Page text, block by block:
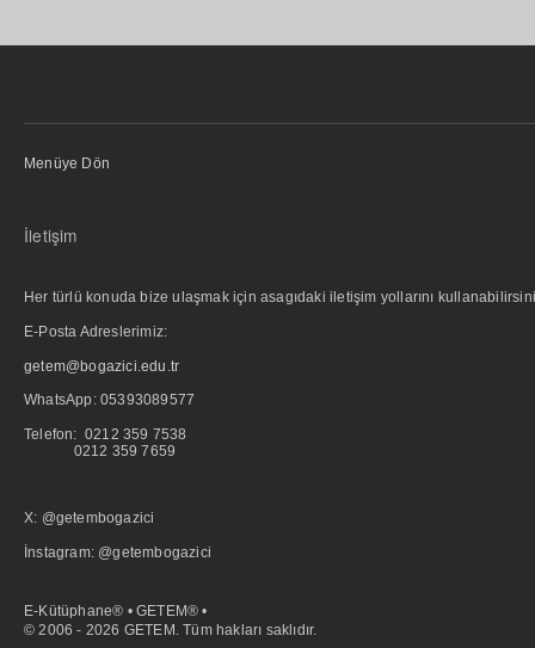
Menüye Dön
İletişim
Her türlü konuda bize ulaşmak için asagıdaki iletişim yollarını
E-Posta Adreslerimiz:
getem@bogazici.edu.tr
WhatsApp: 05393089577
Telefon: 0212 359 7538
0212 359 7659
X: @getembogazici
İnstagram: @getembogazici
E-Kütüphane® • GETEM® •
© 2006 - 2026 GETEM. Tüm hakları saklıdır.